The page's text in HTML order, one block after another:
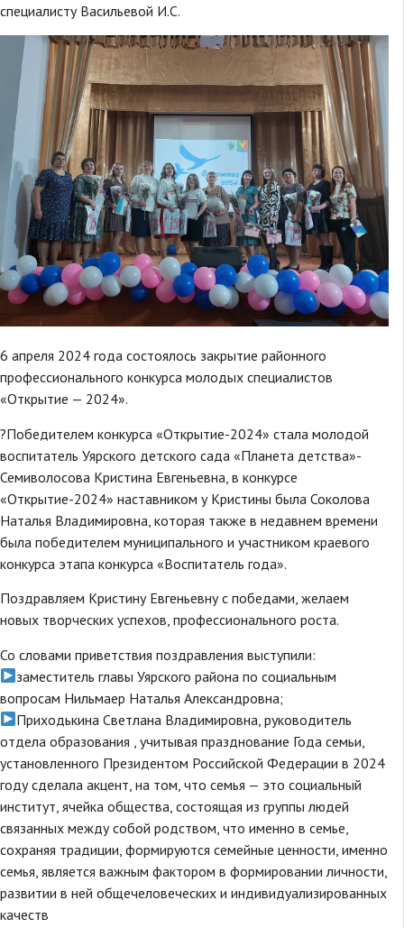
специалисту Васильевой И.С.
6 апреля 2024 года состоялось закрытие районного
профессионального конкурса молодых специалистов
«Открытие — 2024».
?Победителем конкурса «Открытие-2024» стала молодой
воспитатель Уярского детского сада «Планета детства»-
Семиволосова Кристина Евгеньевна, в конкурсе
«Открытие-2024» наставником у Кристины была Соколова
Наталья Владимировна, которая также в недавнем времени
была победителем муниципального и участником краевого
конкурса этапа конкурса «Воспитатель года».
Поздравляем Кристину Евгеньевну с победами, желаем
новых творческих успехов, профессионального роста.
Со словами приветствия поздравления выступили:
заместитель главы Уярского района по социальным
вопросам Нильмаер Наталья Александровна;
Приходькина Светлана Владимировна, руководитель
отдела образования , учитывая празднование Года семьи,
установленного Президентом Российской Федерации в 2024
году сделала акцент, на том, что семья — это социальный
институт, ячейка общества, состоящая из группы людей
связанных между собой родством, что именно в семье,
сохраняя традиции, формируются семейные ценности, именно
семья, является важным фактором в формировании личности,
развитии в ней общечеловеческих и индивидуализированных
качеств